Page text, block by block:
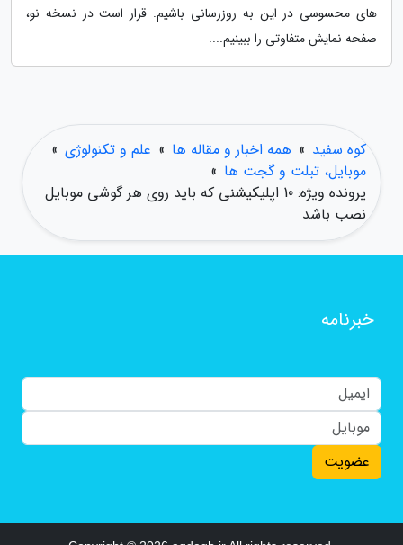
های محسوسی در این به روزرسانی باشیم. قرار است در نسخه نو،
صفحه نمایش متفاوتی را ببینیم....
کوه سفید » همه اخبار و مقاله ها » علم و تکنولوژی »
موبایل، تبلت و گجت ها »
پرونده ویژه: 10 اپلیکیشنی که باید روی هر گوشی موبایل
نصب باشد
خبرنامه
عضویت